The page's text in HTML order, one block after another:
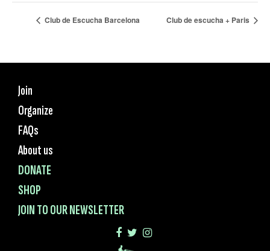
Club de Escucha Barcelona Club de escucha + Paris
Join
Organize
FAQs
About us
DONATE
SHOP
JOIN TO OUR NEWSLETTER